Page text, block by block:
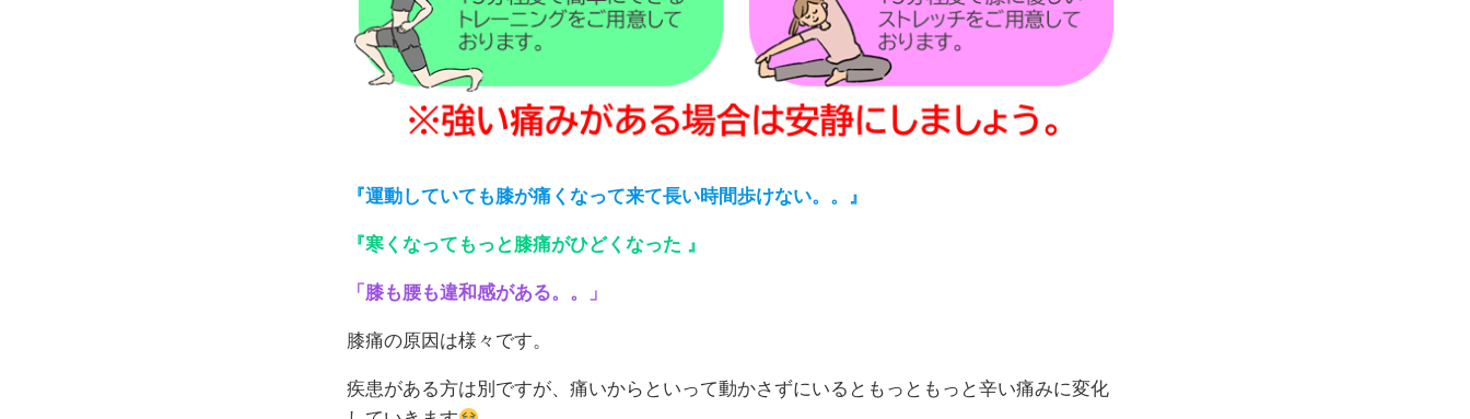
『運動していても膝が痛くなって来て長い時間歩けない。。』
『寒くなってもっと膝痛がひどくなった 』
「膝も腰も違和感がある。。」
膝痛の原因は様々です。
疾患がある方は別ですが、痛いからといって動かさずにいるともっともっと辛い痛みに変化